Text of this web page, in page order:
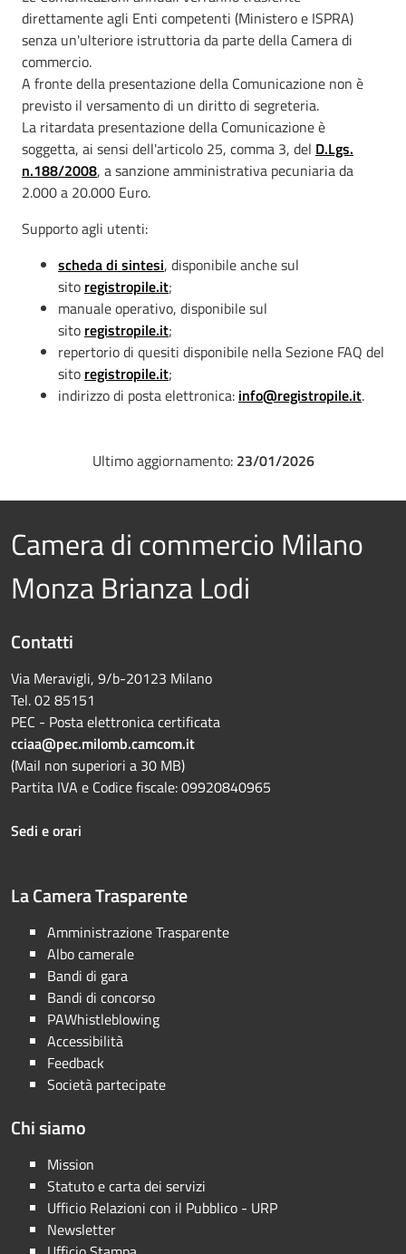
direttamente agli Enti competenti (Ministero e ISPRA)
senza un'ulteriore istruttoria da parte della Camera di
commercio.
A fronte della presentazione della Comunicazione non è
previsto il versamento di un diritto di segreteria.
La ritardata presentazione della Comunicazione è
soggetta, ai sensi dell'articolo 25, comma 3, del D.Lgs.
n.188/2008, a sanzione amministrativa pecuniaria da
2.000 a 20.000 Euro.
Supporto agli utenti:
scheda di sintesi, disponibile anche sul
sito registropile.it;
manuale operativo, disponibile sul
sito registropile.it;
repertorio di quesiti disponibile nella Sezione FAQ del
sito registropile.it;
indirizzo di posta elettronica: info@registropile.it.
Ultimo aggiornamento: 23/01/2026
Camera di commercio Milano
Monza Brianza Lodi
Contatti
Via Meravigli, 9/b-20123 Milano
Tel. 02 85151
PEC - Posta elettronica certificata
cciaa@pec.milomb.camcom.it
(Mail non superiori a 30 MB)
Partita IVA e Codice fiscale: 09920840965
Sedi e orari
La Camera Trasparente
Amministrazione Trasparente
Albo camerale
Bandi di gara
Bandi di concorso
PAWhistleblowing
Accessibilità
Feedback
Società partecipate
Chi siamo
Mission
Statuto e carta dei servizi
Ufficio Relazioni con il Pubblico - URP
Newsletter